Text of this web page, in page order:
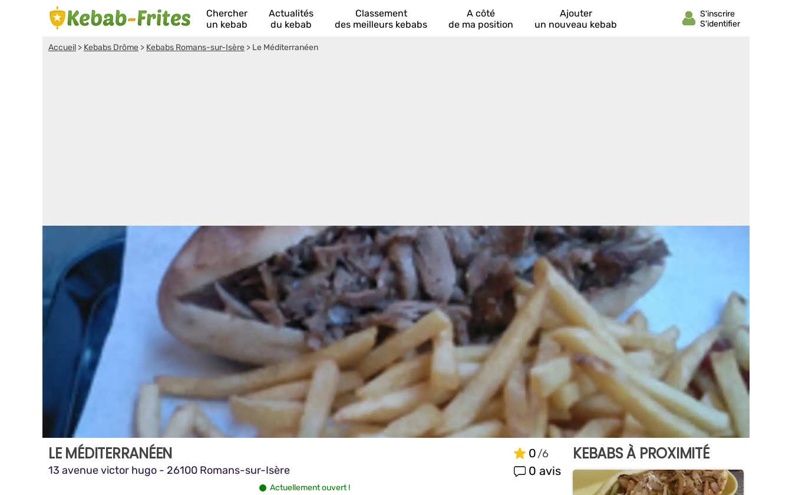
Chercher
un kebab
Actualités
du kebab
Classement
des meilleurs kebabs
A côté
de ma position
Ajouter
un nouveau kebab
Accueil > Kebabs Drôme > Kebabs Romans-sur-Isère > Le Méditerranéen
LE MÉDITERRANÉEN
13 avenue victor hugo - 26100 Romans-sur-Isère
0
0 avis
Actuellement ouvert !
KEBABS À PROXIMITÉ